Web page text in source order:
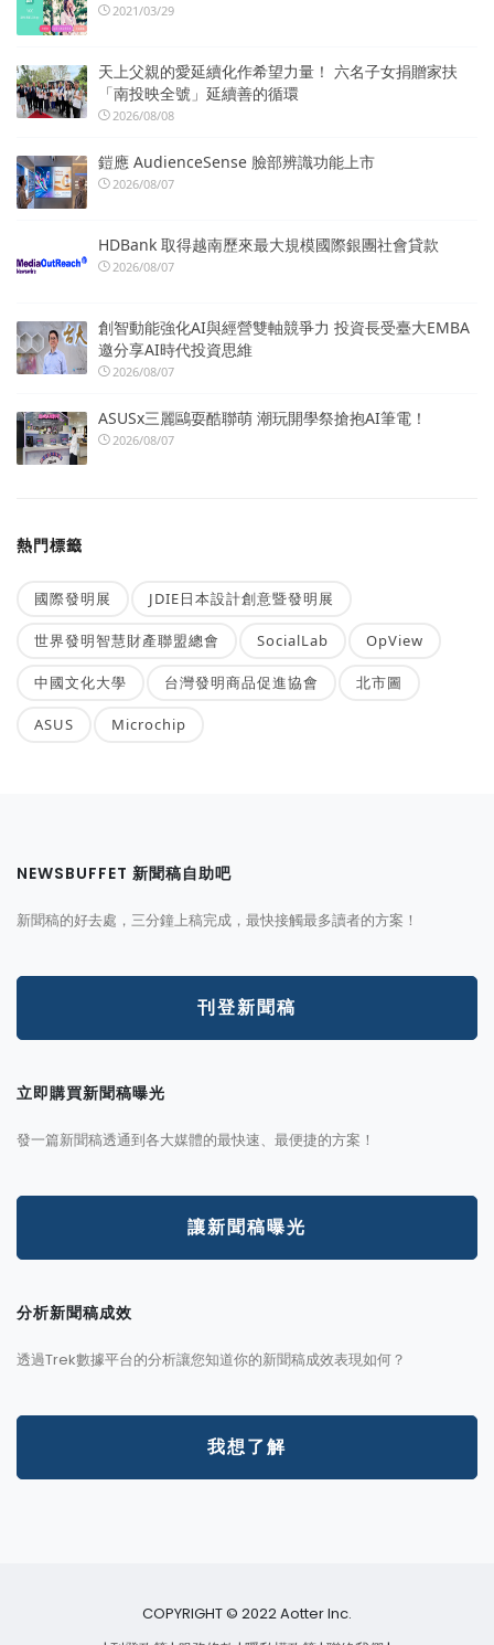
2021/03/29
天上父親的愛延續化作希望力量！ 六名子女捐贈家扶
「南投映全號」延續善的循環
2026/08/08
鎧應 AudienceSense 臉部辨識功能上市
2026/08/07
HDBank 取得越南歷來最大規模國際銀團社會貸款
2026/08/07
創智動能強化AI與經營雙軸競爭力 投資長受臺大EMBA
邀分享AI時代投資思維
2026/08/07
ASUSx三麗鷗耍酷聯萌 潮玩開學祭搶抱AI筆電！
2026/08/07
熱門標籤
國際發明展 JDIE日本設計創意暨發明展
世界發明智慧財產聯盟總會 SocialLab OpView
中國文化大學 台灣發明商品促進協會 北市圖
ASUS Microchip
NEWSBUFFET 新聞稿自助吧
新聞稿的好去處，三分鐘上稿完成，最快接觸最多讀者的方案！
刊登新聞稿
立即購買新聞稿曝光
發一篇新聞稿透通到各大媒體的最快速、最便捷的方案！
讓新聞稿曝光
分析新聞稿成效
透過Trek數據平台的分析讓您知道你的新聞稿成效表現如何？
我想了解
COPYRIGHT © 2022 Aotter Inc.